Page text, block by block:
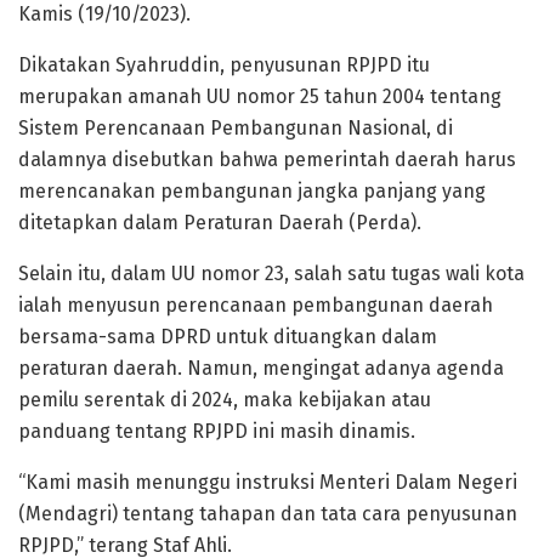
Kamis (19/10/2023).
Dikatakan Syahruddin, penyusunan RPJPD itu
merupakan amanah UU nomor 25 tahun 2004 tentang
Sistem Perencanaan Pembangunan Nasional, di
dalamnya disebutkan bahwa pemerintah daerah harus
merencanakan pembangunan jangka panjang yang
ditetapkan dalam Peraturan Daerah (Perda).
Selain itu, dalam UU nomor 23, salah satu tugas wali kota
ialah menyusun perencanaan pembangunan daerah
bersama-sama DPRD untuk dituangkan dalam
peraturan daerah. Namun, mengingat adanya agenda
pemilu serentak di 2024, maka kebijakan atau
panduang tentang RPJPD ini masih dinamis.
“Kami masih menunggu instruksi Menteri Dalam Negeri
(Mendagri) tentang tahapan dan tata cara penyusunan
RPJPD,” terang Staf Ahli.